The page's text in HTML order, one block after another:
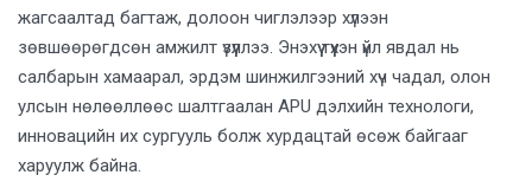
жагсаалтад багтаж, долоон чиглэлээр хүлээн
зөвшөөрөгдсөн амжилт үзүүллээ. Энэхүү түүхэн үйл явдал нь
салбарын хамаарал, эрдэм шинжилгээний хүч чадал, олон
улсын нөлөөллөөс шалтгаалан APU дэлхийн технологи,
инновацийн их сургууль болж хурдацтай өсөж байгааг
харуулж байна.